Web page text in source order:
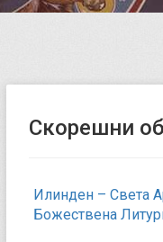
Скорешни
Илинден – Света
Божествена